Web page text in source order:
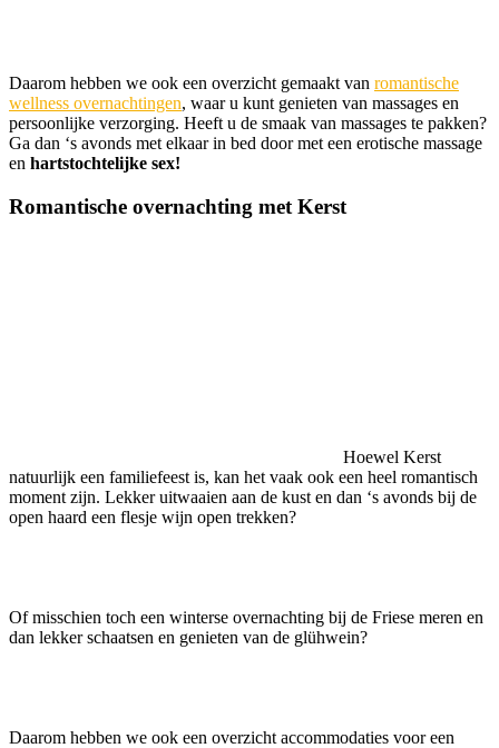
Daarom hebben we ook een overzicht gemaakt van romantische
wellness overnachtingen, waar u kunt genieten van massages en
persoonlijke verzorging. Heeft u de smaak van massages te pakken?
Ga dan ‘s avonds met elkaar in bed door met een erotische massage
en hartstochtelijke sex!
Romantische overnachting met Kerst
Hoewel Kerst
natuurlijk een familiefeest is, kan het vaak ook een heel romantisch
moment zijn. Lekker uitwaaien aan de kust en dan ‘s avonds bij de
open haard een flesje wijn open trekken?
Of misschien toch een winterse overnachting bij de Friese meren en
dan lekker schaatsen en genieten van de glühwein?
Daarom hebben we ook een overzicht accommodaties voor een